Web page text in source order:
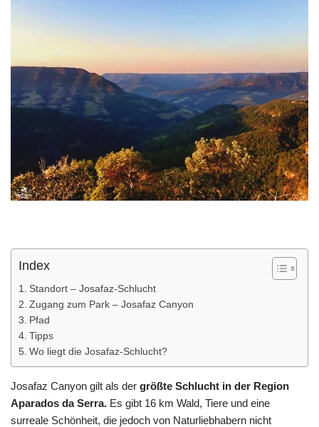
Index
Standort – Josafaz-Schlucht
Zugang zum Park – Josafaz Canyon
Pfad
Tipps
Wo liegt die Josafaz-Schlucht?
Josafaz Canyon gilt als der größte Schlucht in der Region
Aparados da Serra. Es gibt 16 km Wald, Tiere und eine
surreale Schönheit, die jedoch von Naturliebhabern nicht